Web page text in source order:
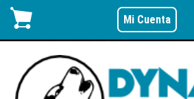
Mi Cuenta